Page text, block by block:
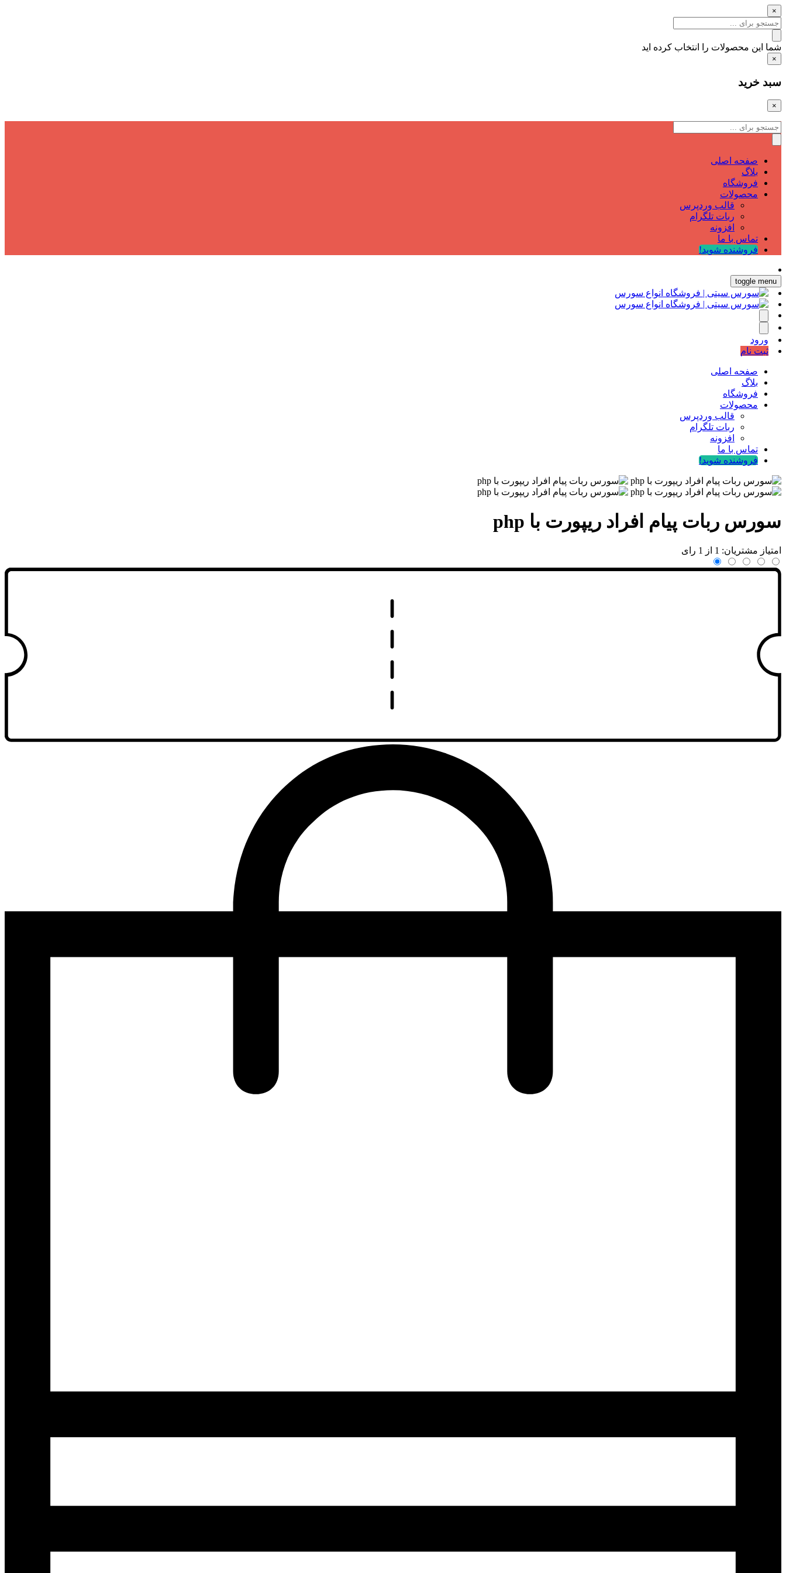
×
شما این محصولات را انتخاب کرده اید
×
سبد خرید
×
صفحه اصلی
بلاگ
فروشگاه
محصولات
قالب وردپرس
ربات تلگرام
افزونه
تماس با ما
فروشنده شوید!
toggle menu
ورود
ثبت نام
صفحه اصلی
بلاگ
فروشگاه
محصولات
قالب وردپرس
ربات تلگرام
افزونه
تماس با ما
فروشنده شوید!
سورس ربات پیام افراد ریپورت با php
امتیاز مشتریان: 1 از 1 رای